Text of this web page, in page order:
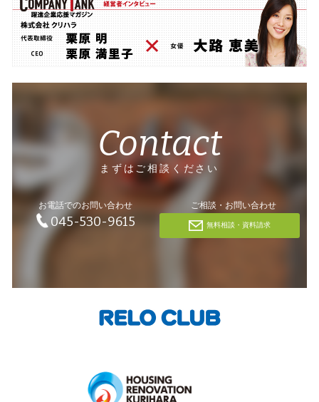
Contact
まずはご相談ください
お電話でのお問い合わせ
045-530-9615
ご相談・お問い合わせ
無料相談・資料請求